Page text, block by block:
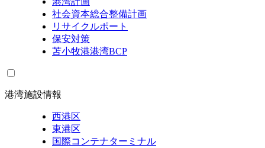
社会資本総合整備計画
リサイクルポート
保安対策
苫小牧港港湾BCP
港湾施設情報
西港区
東港区
国際コンテナターミナル